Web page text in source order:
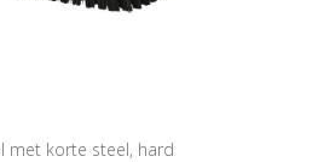
met korte steel, hard